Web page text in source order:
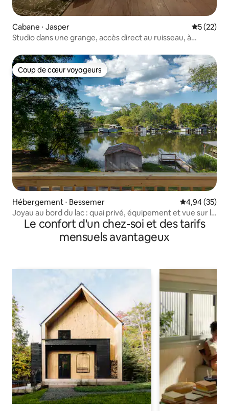
Cabane ⋅ Jasper
5 (22)
Studio dans une grange, accès direct au ruisseau, à
Coup de cœur voyageurs
Coup de cœur voyageurs
Hébergement ⋅ Bessemer Évaluation
4,94 (35)
Joyau au bord du lac : quai privé, équipement et vue sur la
rivière !
Le confort d'un chez-soi et des tarifs
mensuels avantageux